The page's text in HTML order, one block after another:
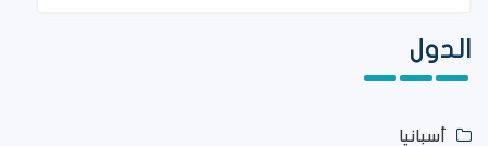
الدول
أسبانيا